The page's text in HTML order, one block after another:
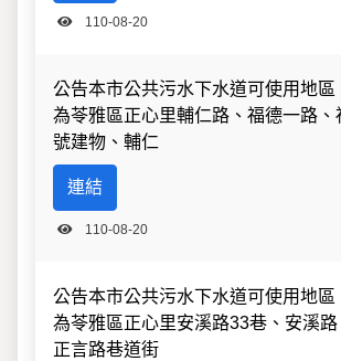
110-08-20
公告本市公共污水下水道可使用地區
為苓雅區正心里輔仁路、福德一路、
號建物、輔仁
連結
110-08-20
公告本市公共污水下水道可使用地區
為苓雅區正心里安溪路33巷、安溪路
正言路巷道街